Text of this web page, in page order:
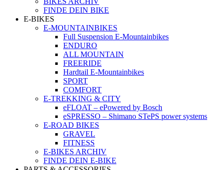
FINDE DEIN BIKE
E-BIKES
E-MOUNTAINBIKES
Full Suspension E-Mountainbikes
ENDURO
ALL MOUNTAIN
FREERIDE
Hardtail E-Mountainbikes
SPORT
COMFORT
E-TREKKING & CITY
eFLOAT – ePowered by Bosch
eSPRESSO – Shimano STePS power systems
E-ROAD BIKES
GRAVEL
FITNESS
E-BIKES ARCHIV
FINDE DEIN E-BIKE